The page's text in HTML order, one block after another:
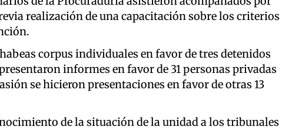
realización de una capacitación sobre los criterios
corpus individuales en favor de tres detenidos
informes en favor de 31 personas privadas
se hicieron presentaciones en favor de otras 13
de la situación de la unidad a los tribunales